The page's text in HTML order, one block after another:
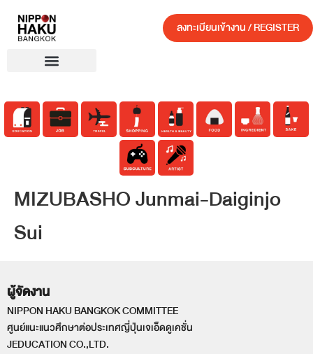
ลงทะเบียนเข้างาน / REGISTER
MIZUBASHO Junmai-Daiginjo
Sui
ผู้จัดงาน
NIPPON HAKU BANGKOK COMMITTEE
ศูนย์แนะแนวศึกษาต่อประเทศญี่ปุ่นเจเอ็ดดูเคชั่น
JEDUCATION CO.,LTD.